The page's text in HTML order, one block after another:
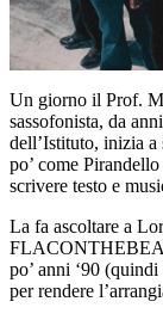
Un giorno il Prof.
sassofonista, da
dell’Istituto, inizia a
po’ come
scrivere testo e
La fa ascoltare a
po’ anni ‘90
per rendere